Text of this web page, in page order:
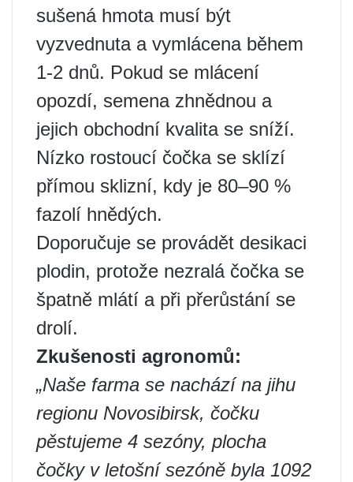
sušená hmota musí být
vyzvednuta a vymlácena během
1-2 dnů. Pokud se mlácení
opozdí, semena zhnědnou a
jejich obchodní kvalita se sníží.
Nízko rostoucí čočka se sklízí
přímou sklizní, kdy je 80–90 %
fazolí hnědých.
Doporučuje se provádět desikaci
plodin, protože nezralá čočka se
špatně mlátí a při přerůstání se
drolí.
Zkušenosti agronomů:
„Naše farma se nachází na jihu
regionu Novosibirsk, čočku
pěstujeme 4 sezóny, plocha
čočky v letošní sezóně byla 1092